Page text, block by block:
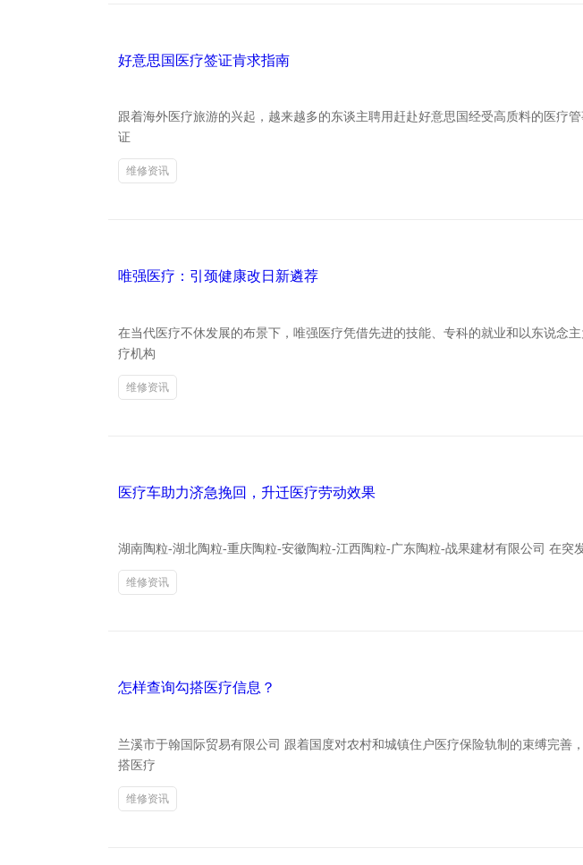
好意思国医疗签证肯求指南
跟着海外医疗旅游的兴起，越来越多的东谈主聘用赶赴好意思国经受高质料的医疗
证
维修资讯
唯强医疗：引颈健康改日新遴荐
在当代医疗不休发展的布景下，唯强医疗凭借先进的技能、专科的就业和以东说念
疗机构
维修资讯
医疗车助力济急挽回，升迁医疗劳动效果
湖南陶粒-湖北陶粒-重庆陶粒-安徽陶粒-江西陶粒-广东陶粒-战果建材有限公司 在
维修资讯
怎样查询勾搭医疗信息？
兰溪市于翰国际贸易有限公司 跟着国度对农村和城镇住户医疗保险轨制的束缚完
搭医疗
维修资讯